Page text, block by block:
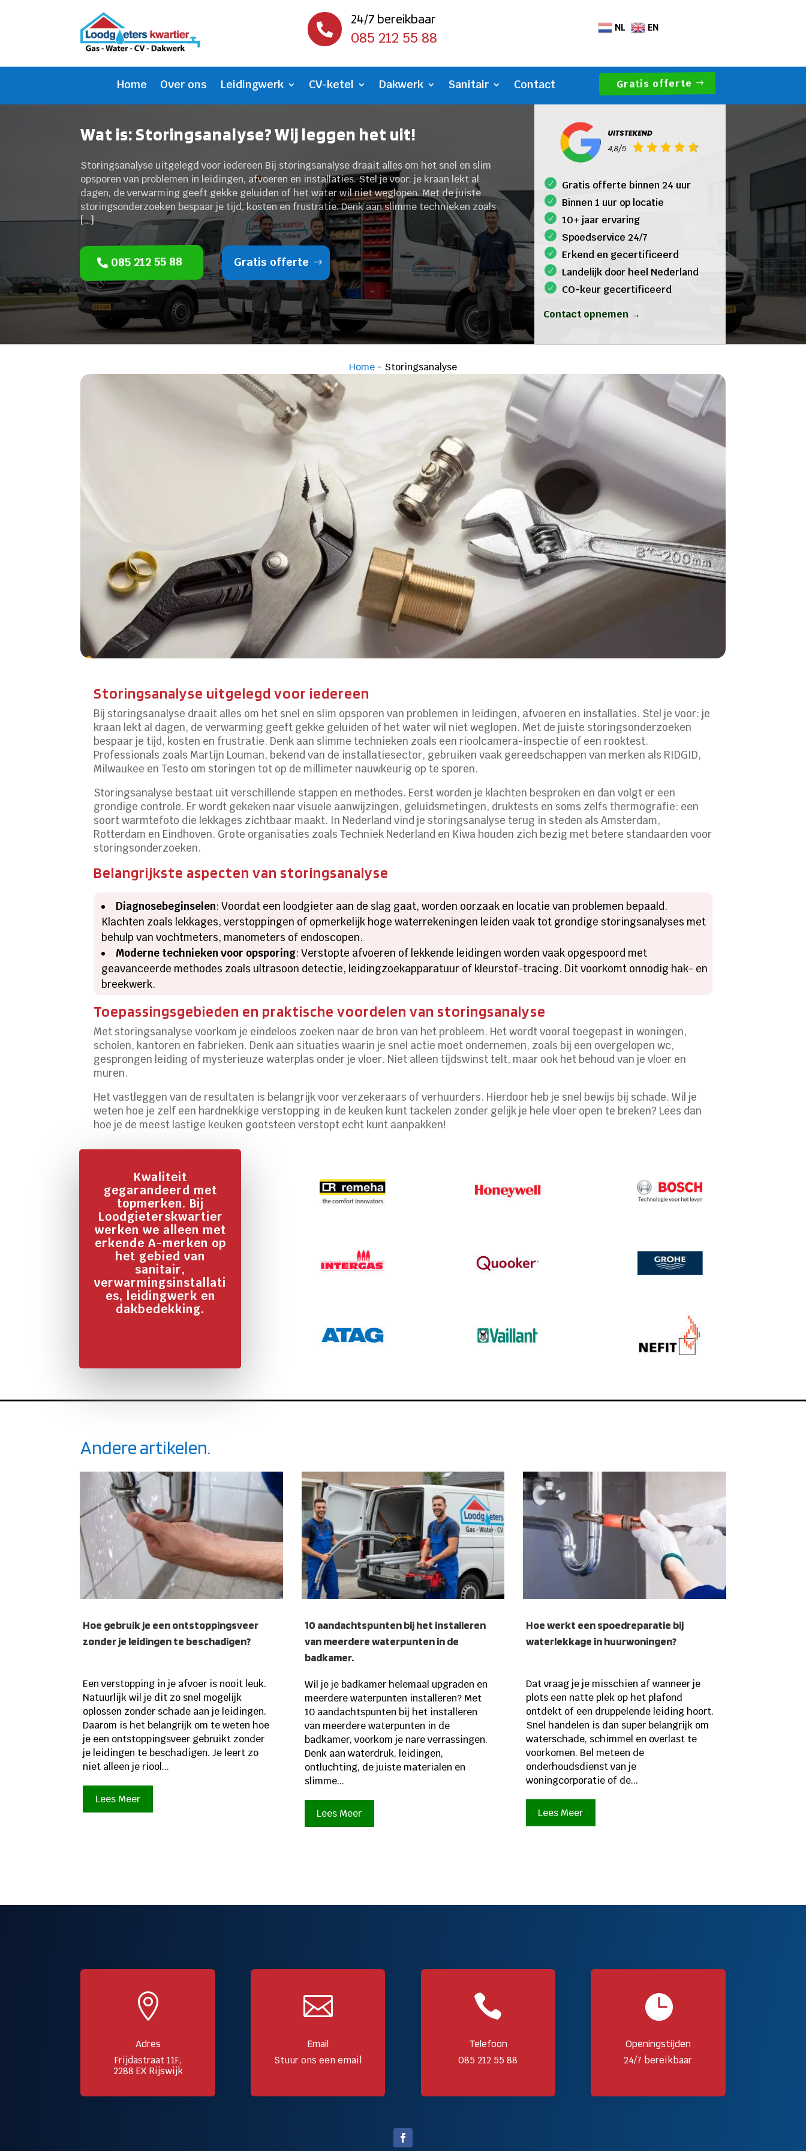

24/7 bereikbaar
085 212 55 88
NL EN
Home Over ons Leidingwerk CV-ketel Dakwerk Sanitair Contact Gratis offerte
Wat is: Storingsanalyse? Wij leggen het uit!
Storingsanalyse uitgelegd voor iedereen Bij storingsanalyse draait alles om het snel en slim
opsporen van problemen in leidingen, afvoeren en installaties. Stel je voor: je kraan lekt al
dagen, de verwarming geeft gekke geluiden of het water wil niet weglopen. Met de juiste
storingsonderzoeken bespaar je tijd, kosten en frustratie. Denk aan slimme technieken zoals
[…]
085 212 55 88 Gratis offerte
Gratis offerte binnen 24 uur
Binnen 1 uur op locatie
10+ jaar ervaring
Spoedservice 24/7
Erkend en gecertificeerd
Landelijk door heel Nederland
CO-keur gecertificeerd
Contact opnemen →
Home - Storingsanalyse
Storingsanalyse uitgelegd voor iedereen
Bij storingsanalyse draait alles om het snel en slim opsporen van problemen in leidingen, afvoeren en installaties. Stel je voor: je
kraan lekt al dagen, de verwarming geeft gekke geluiden of het water wil niet weglopen. Met de juiste storingsonderzoeken
bespaar je tijd, kosten en frustratie. Denk aan slimme technieken zoals een rioolcamera-inspectie of een rooktest.
Professionals zoals Martijn Louman, bekend van de installatiesector, gebruiken vaak gereedschappen van merken als RIDGID,
Milwaukee en Testo om storingen tot op de millimeter nauwkeurig op te sporen.
Storingsanalyse bestaat uit verschillende stappen en methodes. Eerst worden je klachten besproken en dan volgt er een
grondige controle. Er wordt gekeken naar visuele aanwijzingen, geluidsmetingen, druktests en soms zelfs thermografie: een
soort warmtefoto die lekkages zichtbaar maakt. In Nederland vind je storingsanalyse terug in steden als Amsterdam,
Rotterdam en Eindhoven. Grote organisaties zoals Techniek Nederland en Kiwa houden zich bezig met betere standaarden voor
storingsonderzoeken.
Belangrijkste aspecten van storingsanalyse
Diagnosebeginselen: Voordat een loodgieter aan de slag gaat, worden oorzaak en locatie van problemen bepaald.
Klachten zoals lekkages, verstoppingen of opmerkelijk hoge waterrekeningen leiden vaak tot grondige storingsanalyses met
behulp van vochtmeters, manometers of endoscopen.
Moderne technieken voor opsporing: Verstopte afvoeren of lekkende leidingen worden vaak opgespoord met
geavanceerde methodes zoals ultrasoon detectie, leidingzoekapparatuur of kleurstof-tracing. Dit voorkomt onnodig hak- en
breekwerk.
Toepassingsgebieden en praktische voordelen van storingsanalyse
Met storingsanalyse voorkom je eindeloos zoeken naar de bron van het probleem. Het wordt vooral toegepast in woningen,
scholen, kantoren en fabrieken. Denk aan situaties waarin je snel actie moet ondernemen, zoals bij een overgelopen wc,
gesprongen leiding of mysterieuze waterplas onder je vloer. Niet alleen tijdswinst telt, maar ook het behoud van je vloer en
muren.
Het vastleggen van de resultaten is belangrijk voor verzekeraars of verhuurders. Hierdoor heb je snel bewijs bij schade. Wil je
weten hoe je zelf een hardnekkige verstopping in de keuken kunt tackelen zonder gelijk je hele vloer open te breken? Lees dan
hoe je de meest lastige keuken gootsteen verstopt echt kunt aanpakken!
Kwaliteit
gegarandeerd met
topmerken. Bij
Loodgieterskwartier
werken we alleen met
erkende A-merken op
het gebied van
sanitair,
verwarmingsinstallati
es, leidingwerk en
dakbedekking.
Andere artikelen.
Hoe gebruik je een ontstoppingsveer
zonder je leidingen te beschadigen?
Een verstopping in je afvoer is nooit leuk.
Natuurlijk wil je dit zo snel mogelijk
oplossen zonder schade aan je leidingen.
Daarom is het belangrijk om te weten hoe
je een ontstoppingsveer gebruikt zonder
je leidingen te beschadigen. Je leert zo
niet alleen je riool...
Lees Meer
10 aandachtspunten bij het installeren
van meerdere waterpunten in de
badkamer.
Wil je je badkamer helemaal upgraden en
meerdere waterpunten installeren? Met
10 aandachtspunten bij het installeren
van meerdere waterpunten in de
badkamer, voorkom je nare verrassingen.
Denk aan waterdruk, leidingen,
ontluchting, de juiste materialen en
slimme...
Lees Meer
Hoe werkt een spoedreparatie bij
waterlekkage in huurwoningen?
Dat vraag je je misschien af wanneer je
plots een natte plek op het plafond
ontdekt of een druppelende leiding hoort.
Snel handelen is dan super belangrijk om
waterschade, schimmel en overlast te
voorkomen. Bel meteen de
onderhoudsdienst van je
woningcorporatie of de...
Lees Meer

Adres
Frijdastraat 11F,
2288 EX Rijswijk

Email
Stuur ons een email

Telefoon
085 212 55 88

Openingstijden
24/7 bereikbaar